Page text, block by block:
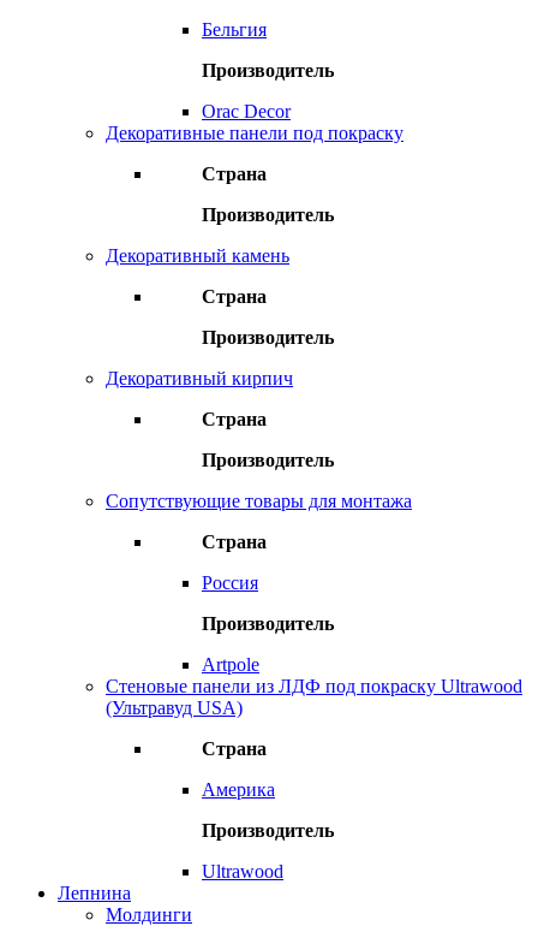
Бельгия
Производитель
Orac Decor
Декоративные панели под покраску
Страна
Производитель
Декоративный камень
Страна
Производитель
Декоративный кирпич
Страна
Производитель
Сопутствующие товары для монтажа
Страна
Россия
Производитель
Artpole
Стеновые панели из ЛДФ под покраску Ultrawood
(Ультравуд USA)
Страна
Америка
Производитель
Ultrawood
Лепнина
Молдинги